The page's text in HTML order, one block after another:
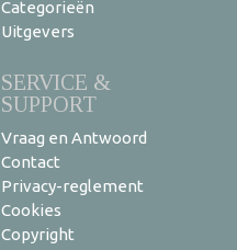
Categorieën
Uitgevers
SERVICE &
SUPPORT
Vraag en Antwoord
Contact
Privacy-reglement
Cookies
Copyright